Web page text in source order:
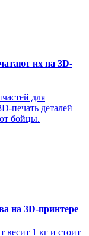
их на 3D-
для
печать деталей —
бойцы.
на 3D-принтере
весит 1 кг и стоит